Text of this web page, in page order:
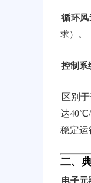
循环风
求）。
控制系
区别
达40℃/
稳定运
二、
电子元